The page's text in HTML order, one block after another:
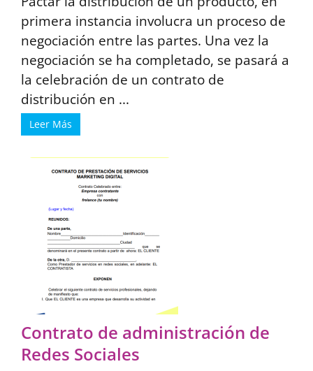
primera instancia involucra un proceso de
negociación entre las partes. Una vez la
negociación se ha completado, se pasará a
la celebración de un contrato de
distribución en ...
Leer Más
Contrato de administración de
Redes Sociales